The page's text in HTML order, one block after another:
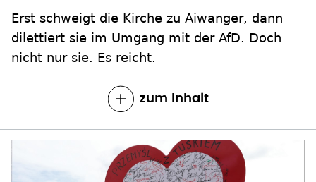
Erst schweigt die Kirche zu Aiwanger, dann
dilettiert sie im Umgang mit der AfD. Doch
nicht nur sie. Es reicht.
zum Inhalt